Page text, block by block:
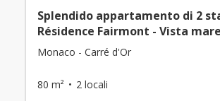
Splendido appartamento di 2
Résidence Fairmont - Vista mare
Monaco - Carré d'Or
80 m² 2 locali